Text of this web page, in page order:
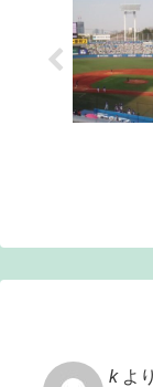
k よ